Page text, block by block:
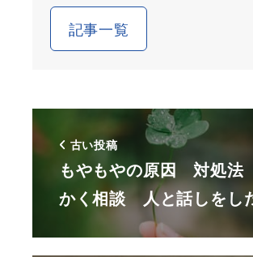
記事一覧
古い投稿
もやもやの原因 対処
かく相談 人と話しをし